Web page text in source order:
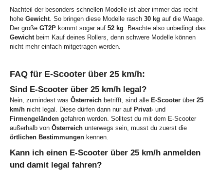
Nachteil der besonders schnellen Modelle ist aber immer das recht
hohe Gewicht. So bringen diese Modelle rasch 30 kg auf die Waage.
Der große GT2P kommt sogar auf 52 kg. Beachte also unbedingt das
Gewichtbeim Kauf deines Rollers, denn schwere Modelle können
nicht mehr einfach mitgetragen werden.
FAQ für E-Scooter über 25 km/h:
Sind E-Scooter über 25 km/h legal?
Nein, zumindest was Österreich betrifft, sind alle E-Scooter über 25
km/h nicht legal. Diese dürfen dann nur auf Privat- und
Firmengeländen gefahren werden. Solltest du mit dem E-Scooter
außerhalb von Österreich unterwegs sein, musst du zuerst die
örtlichen Bestimmungen kennen.
Kann ich einen E-Scooter über 25 km/h anmelden
und damit legal fahren?